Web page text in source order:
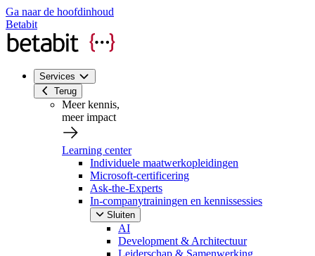
Ga naar de hoofdinhoud
Betabit
Services
Terug
Meer kennis,
meer impact
Learning center
Individuele maatwerkopleidingen
Microsoft-certificering
Ask-the-Experts
In-companytrainingen en kennissessies
Sluiten
AI
Development & Architectuur
Leiderschap & Samenwerking